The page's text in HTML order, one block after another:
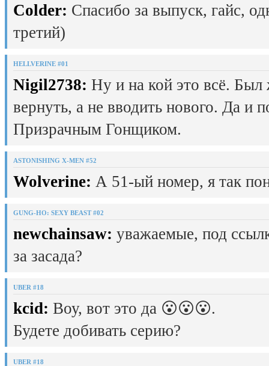
Colder: Спасибо за выпуск, гайс,
третий)
HELLVERINE #01
Nigil2738: Ну и на кой это всё.
вернуть, а не вводить нового. Да и
Призрачным Гонщиком.
ASTONISHING X-MEN #52
Wolverine: А 51-ый номер, я так
GUNG-HO: SEXY BEAST #02
newchainsaw: уважаемые, под
за засада?
UBER #18
kcid: Воу, вот это да 😮😮😮.
Будете добивать серию?
UBER #18